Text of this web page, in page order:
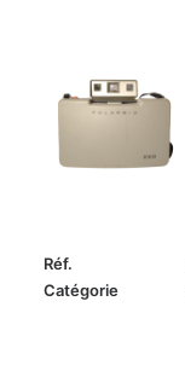
Réf.
Catégorie